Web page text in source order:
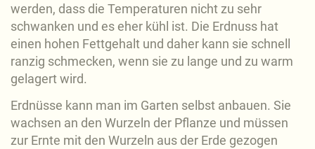
werden, dass die Temperaturen nicht zu sehr
schwanken und es eher kühl ist. Die Erdnuss hat
einen hohen Fettgehalt und daher kann sie schnell
ranzig schmecken, wenn sie zu lange und zu warm
gelagert wird.
Erdnüsse kann man im Garten selbst anbauen. Sie
wachsen an den Wurzeln der Pflanze und müssen
zur Ernte mit den Wurzeln aus der Erde gezogen